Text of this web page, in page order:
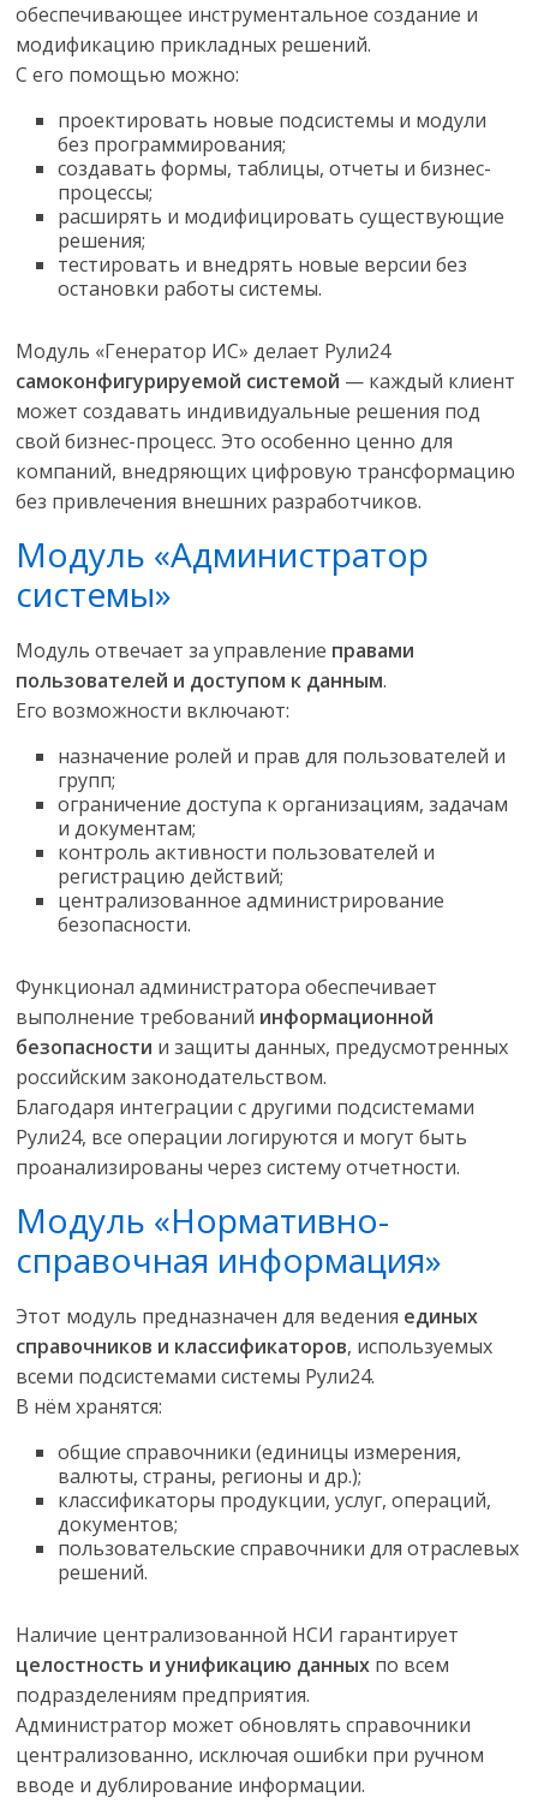
обеспечивающее инструментальное создание и
модификацию прикладных решений.
С его помощью можно:
проектировать новые подсистемы и модули
без программирования;
создавать формы, таблицы, отчеты и бизнес-
процессы;
расширять и модифицировать существующие
решения;
тестировать и внедрять новые версии без
остановки работы системы.
Модуль «Генератор ИС» делает Рули24
самоконфигурируемой системой — каждый клиент
может создавать индивидуальные решения под
свой бизнес-процесс. Это особенно ценно для
компаний, внедряющих цифровую трансформацию
без привлечения внешних разработчиков.
Модуль «Администратор
системы»
Модуль отвечает за управление правами
пользователей и доступом к данным.
Его возможности включают:
назначение ролей и прав для пользователей и
групп;
ограничение доступа к организациям, задачам
и документам;
контроль активности пользователей и
регистрацию действий;
централизованное администрирование
безопасности.
Функционал администратора обеспечивает
выполнение требований информационной
безопасности и защиты данных, предусмотренных
российским законодательством.
Благодаря интеграции с другими подсистемами
Рули24, все операции логируются и могут быть
проанализированы через систему отчетности.
Модуль «Нормативно-
справочная информация»
Этот модуль предназначен для ведения единых
справочников и классификаторов, используемых
всеми подсистемами системы Рули24.
В нём хранятся:
общие справочники (единицы измерения,
валюты, страны, регионы и др.);
классификаторы продукции, услуг, операций,
документов;
пользовательские справочники для отраслевых
решений.
Наличие централизованной НСИ гарантирует
целостность и унификацию данных по всем
подразделениям предприятия.
Администратор может обновлять справочники
централизованно, исключая ошибки при ручном
вводе и дублирование информации.